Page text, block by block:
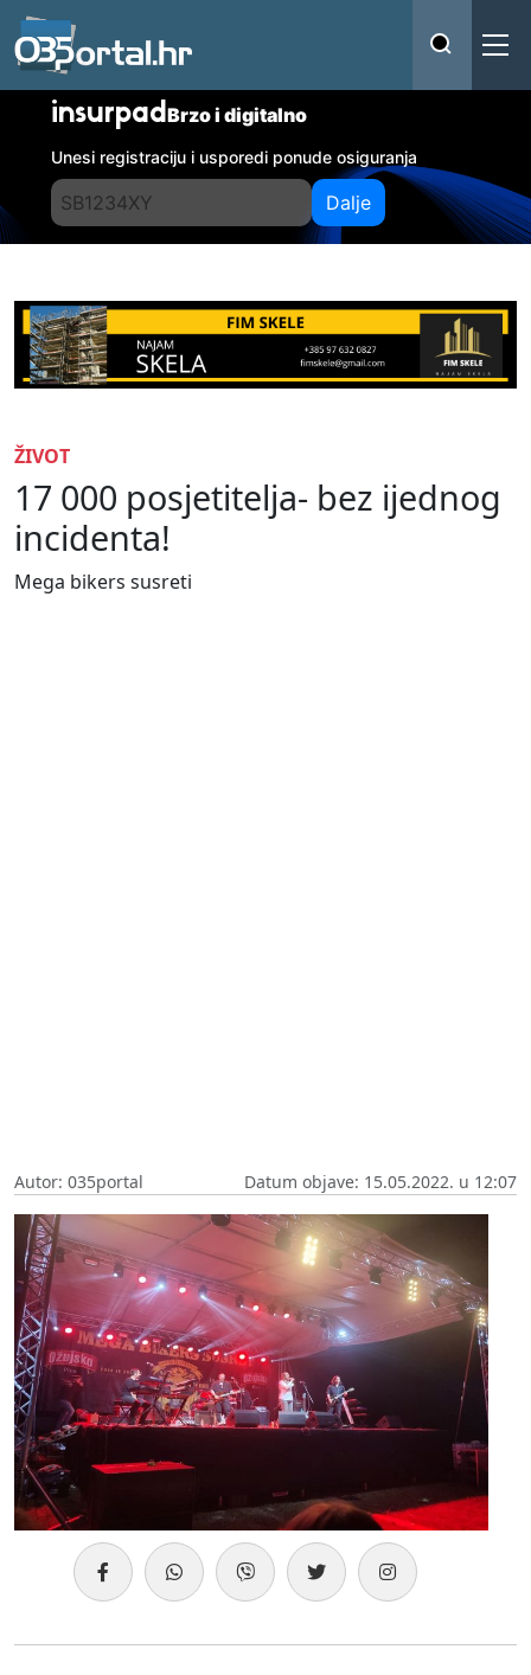
insurpadBrzo i digitalno
Unesi registraciju i usporedi ponude osiguranja
Dalje
ŽIVOT
17 000 posjetitelja- bez ijednog
incidenta!
Mega bikers susreti
Autor: 035portal Datum objave: 15.05.2022. u 12:07